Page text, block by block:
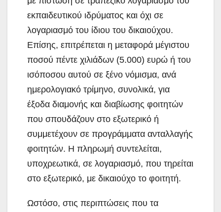
εκπαιδευτικού ιδρύματος και όχι σε
λογαριασμό του ίδιου του δικαιούχου.
Επίσης, επιτρέπεται η μεταφορά μέγιστου
ποσού πέντε χιλιάδων (5.000) ευρώ ή του
ισόποσου αυτού σε ξένο νόμισμα, ανά
ημερολογιακό τρίμηνο, συνολικά, για
έξοδα διαμονής και διαβίωσης φοιτητών
που σπουδάζουν στο εξωτερικό ή
συμμετέχουν σε προγράμματα ανταλλαγής
φοιτητών. Η πληρωμή συντελείται,
υποχρεωτικά, σε λογαριασμό, που τηρείται
στο εξωτερικό, με δικαιούχο το φοιτητή.
Ωστόσο, στις περιπτώσεις που τα